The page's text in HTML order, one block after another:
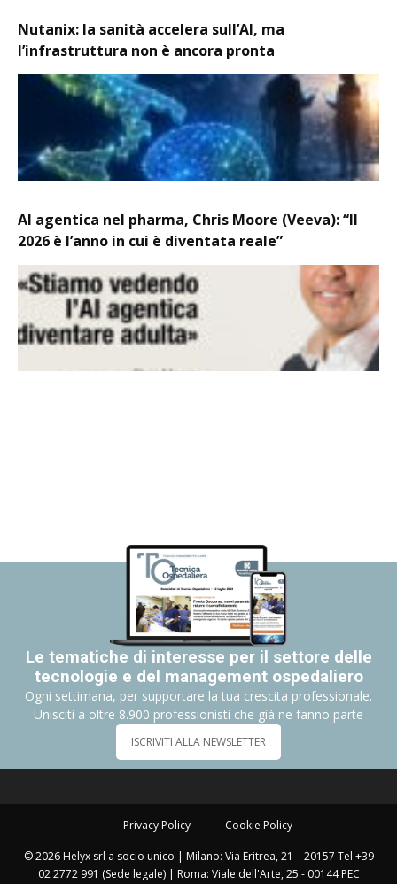
Nutanix: la sanità accelera sull’AI, ma
l’infrastruttura non è ancora pronta
AI agentica nel pharma, Chris Moore (Veeva): “Il
2026 è l’anno in cui è diventata reale”
Le tematiche di interesse per il settore delle
tecnologie e del management ospedaliero
Ogni settimana, per supportare la tua crescita professionale.
Unisciti a oltre 8.900 professionisti che già ne fanno parte
ISCRIVITI ALLA NEWSLETTER
Privacy Policy Cookie Policy
© 2026 Helyx srl a socio unico | Milano: Via Eritrea, 21 – 20157 Tel +39
02 2772 991 (Sede legale) | Roma: Viale dell'Arte, 25 - 00144 PEC